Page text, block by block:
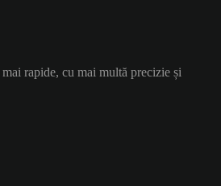
rapide, cu mai multă precizie și